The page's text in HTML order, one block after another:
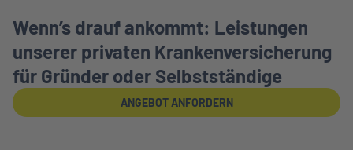
Wenn’s drauf ankommt: Leistungen
unserer privaten Krankenversicherung
für Gründer oder Selbstständige
ANGEBOT ANFORDERN